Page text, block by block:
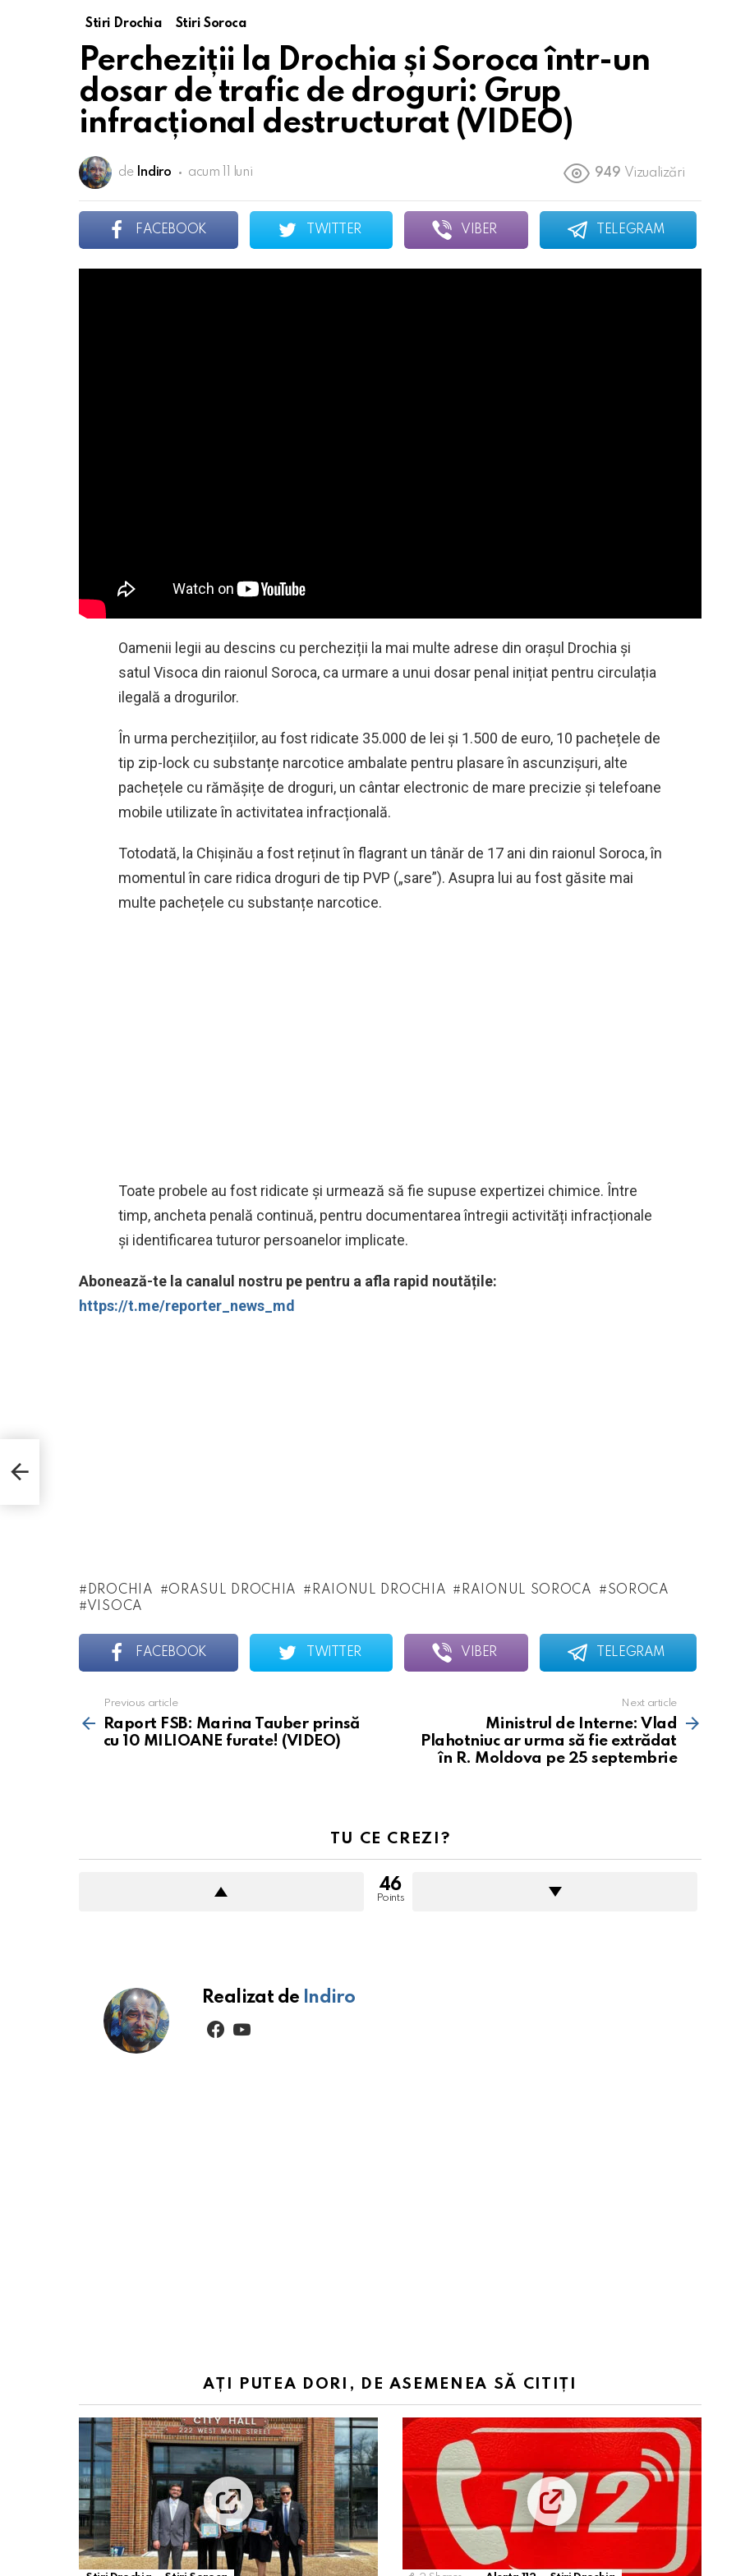
Stiri Drochia Stiri Soroca
Percheziții la Drochia și Soroca într-un
dosar de trafic de droguri: Grup
infracțional destructurat (VIDEO)
de Indiro acum 11 luni 949 Vizualizări
FACEBOOK TWITTER VIBER TELEGRAM
Oamenii legii au descins cu percheziții la mai multe adrese din orașul Drochia și
satul Visoca din raionul Soroca, ca urmare a unui dosar penal inițiat pentru circulația
ilegală a drogurilor.
În urma perchezițiilor, au fost ridicate 35.000 de lei și 1.500 de euro, 10 pachețele de
tip zip-lock cu substanțe narcotice ambalate pentru plasare în ascunzișuri, alte
pachețele cu rămășițe de droguri, un cântar electronic de mare precizie și telefoane
mobile utilizate în activitatea infracțională.
Totodată, la Chișinău a fost reținut în flagrant un tânăr de 17 ani din raionul Soroca, în
momentul în care ridica droguri de tip PVP („sare”). Asupra lui au fost găsite mai
multe pachețele cu substanțe narcotice.
Toate probele au fost ridicate și urmează să fie supuse expertizei chimice. Între
timp, ancheta penală continuă, pentru documentarea întregii activități infracționale
și identificarea tuturor persoanelor implicate.
‍Abonează-te la canalul nostru pe pentru a afla rapid noutățile:
https://t.me/reporter_news_md
DROCHIA ORASUL DROCHIA RAIONUL DROCHIA RAIONUL SOROCA
SOROCA
VISOCA
FACEBOOK TWITTER VIBER TELEGRAM
more
Previous article
Raport FSB: Marina Tauber prinsă
cu 10 MILIOANE furate! (VIDEO)
Next article
Ministrul de Interne: Vlad
Plahotniuc ar urma să fie extrădat
în R. Moldova pe 25 septembrie
TU CE CREZI?
46
Points
Realizat de Indiro
AȚI PUTEA DORI, DE ASEMENEA SĂ CITIȚI
cu